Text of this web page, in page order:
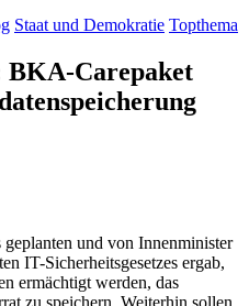
Staat und Demokratie Topthema
BKA-Carepaket
und von Innenminister
IT-Sicherheitsgesetzes ergab,
ermächtigt werden, das
zu speichern. Weiterhin sollen